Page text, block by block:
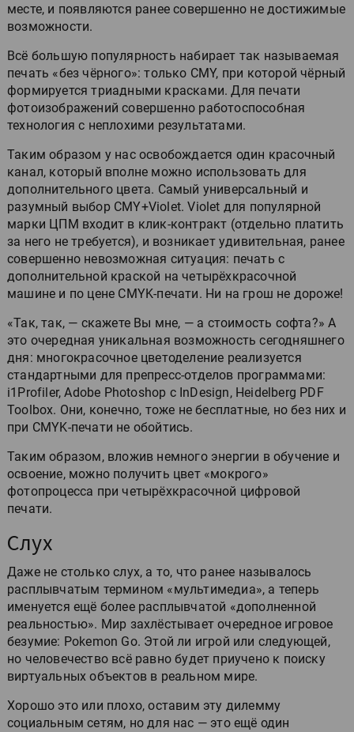
месте, и появляются ранее совершенно не достижимые
возможности.
Всё большую популярность набирает так называемая
печать «без чёрного»: только CMY, при которой чёрный
формируется триадными красками. Для печати
фотоизображений совершенно работоспособная
технология с неплохими результатами.
Таким образом у нас освобождается один красочный
канал, который вполне можно использовать для
дополнительного цвета. Самый универсальный и
разумный выбор CMY+Violet. Violet для популярной
марки ЦПМ входит в клик-контракт (отдельно платить
за него не требуется), и возникает удивительная, ранее
совершенно невозможная ситуация: печать с
дополнительной краской на четырёхкрасочной
машине и по цене CMYK-печати. Ни на грош не дороже!
«Так, так, — скажете Вы мне, — а стоимость софта?» А
это очередная уникальная возможность сегодняшнего
дня: многокрасочное цветоделение реализуется
стандартными для препресс-отделов программами:
i1Profiler, Adobe Photoshop с InDesign, Heidelberg PDF
Toolbox. Они, конечно, тоже не бесплатные, но без них и
при CMYK-печати не обойтись.
Таким образом, вложив немного энергии в обучение и
освоение, можно получить цвет «мокрого»
фотопроцесса при четырёхкрасочной цифровой
печати.
Слух
Даже не столько слух, а то, что ранее называлось
расплывчатым термином «мультимедиа», а теперь
именуется ещё более расплывчатой «дополненной
реальностью». Мир захлёстывает очередное игровое
безумие: Pokemon Go. Этой ли игрой или следующей,
но человечество всё равно будет приучено к поиску
виртуальных объектов в реальном мире.
Хорошо это или плохо, оставим эту дилемму
социальным сетям, но для нас — это ещё один